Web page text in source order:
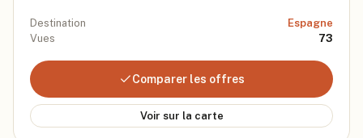
Destination
Espagne
Vues
73
Comparer les offres
Voir sur la carte